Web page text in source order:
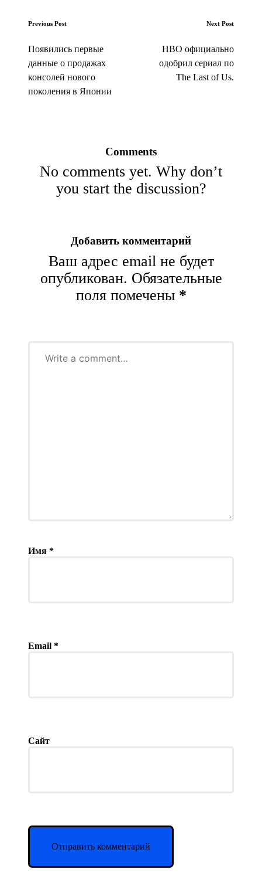
Post
navigation
Previous Post
Появились первые
данные о продажах
консолей нового
поколения в Японии
Next Post
HBO официально
одобрил сериал по
The Last of Us.
Comments
No comments yet. Why don’t
you start the discussion?
Добавить комментарий
Ваш адрес email не будет
опубликован. Обязательные
поля помечены *
Имя *
Email *
Сайт